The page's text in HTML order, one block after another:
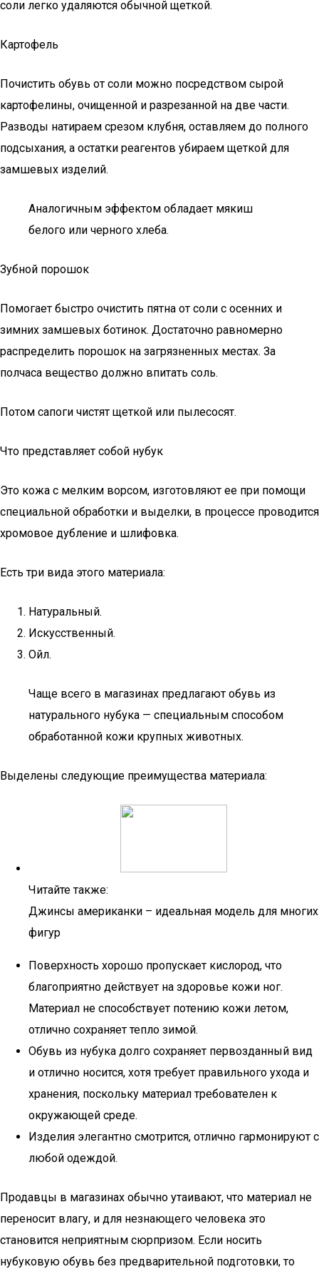
соли легко удаляются обычной щеткой.
Картофель
Почистить обувь от соли можно посредством сырой
картофелины, очищенной и разрезанной на две части.
Разводы натираем срезом клубня, оставляем до полного
подсыхания, а остатки реагентов убираем щеткой для
замшевых изделий.
Аналогичным эффектом обладает мякиш
белого или черного хлеба.
Зубной порошок
Помогает быстро очистить пятна от соли с осенних и
зимних замшевых ботинок. Достаточно равномерно
распределить порошок на загрязненных местах. За
полчаса вещество должно впитать соль.
Потом сапоги чистят щеткой или пылесосят.
Что представляет собой нубук
Это кожа с мелким ворсом, изготовляют ее при помощи
специальной обработки и выделки, в процессе проводится
хромовое дубление и шлифовка.
Есть три вида этого материала:
Натуральный.
Искусственный.
Ойл.
Чаще всего в магазинах предлагают обувь из
натурального нубука — специальным способом
обработанной кожи крупных животных.
Выделены следующие преимущества материала:
Читайте также:
Джинсы американки – идеальная модель для многих
фигур
Поверхность хорошо пропускает кислород, что
благоприятно действует на здоровье кожи ног.
Материал не способствует потению кожи летом,
отлично сохраняет тепло зимой.
Обувь из нубука долго сохраняет первозданный вид
и отлично носится, хотя требует правильного ухода и
хранения, поскольку материал требователен к
окружающей среде.
Изделия элегантно смотрится, отлично гармонируют с
любой одеждой.
Продавцы в магазинах обычно утаивают, что материал не
переносит влагу, и для незнающего человека это
становится неприятным сюрпризом. Если носить
нубуковую обувь без предварительной подготовки, то